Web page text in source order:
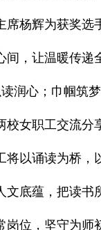
席杨辉为获奖选
，让温暖传递
润心；巾帼筑梦
校女职工交流分
将以诵读为桥，
文底蕴，把读书
岗位，坚守为师